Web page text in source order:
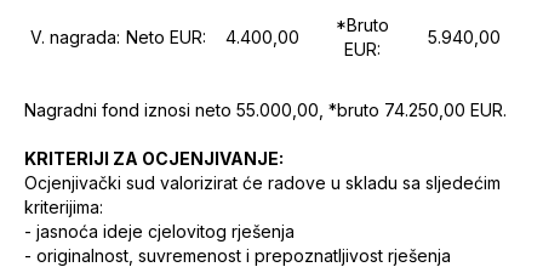
V. nagrada: Neto EUR: 4.400,00
*Bruto
EUR:
5.940,00
Nagradni fond iznosi neto 55.000,00, *bruto 74.250,00 EUR.
KRITERIJI ZA OCJENJIVANJE:
Ocjenjivački sud valorizirat će radove u skladu sa sljedećim
kriterijima:
- jasnoća ideje cjelovitog rješenja
- originalnost, suvremenost i prepoznatljivost rješenja